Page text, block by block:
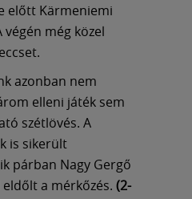
előtt Kärmeniemi
még közel
azonban nem
elleni játék sem
szétlövés. A
is sikerült
párban Nagy Gergő
a mérkőzés. (2-